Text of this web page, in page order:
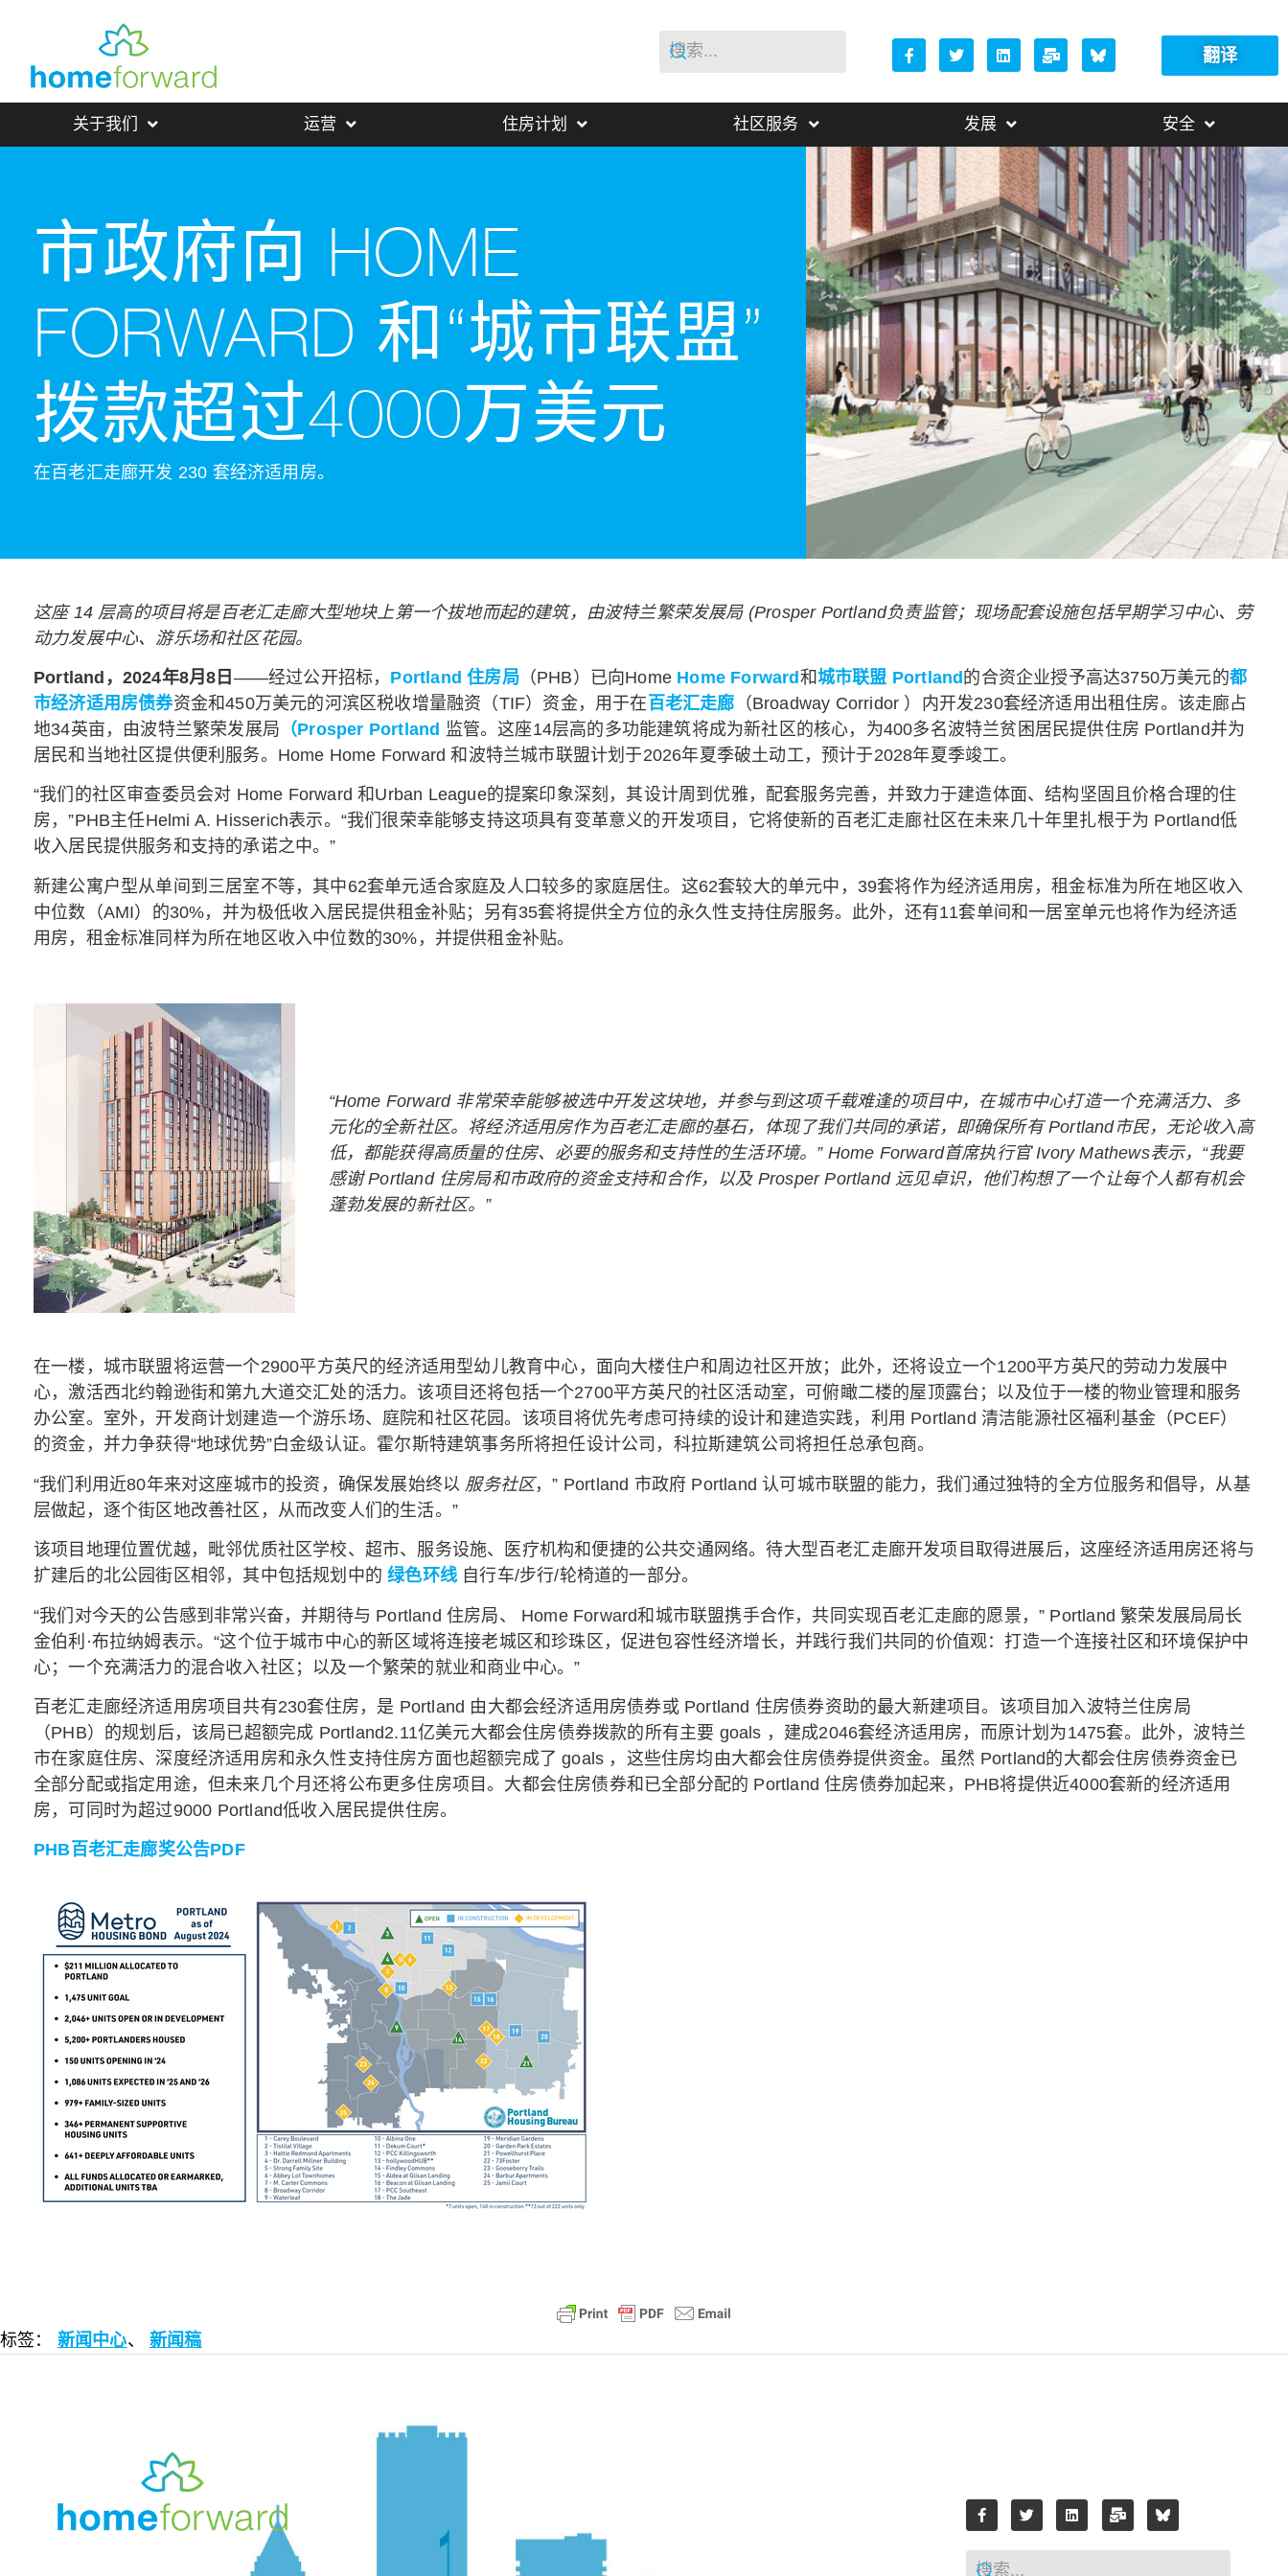
翻译
关于我们 运营 住房计划 社区服务 发展 安全
市政府向 HOME
FORWARD 和“城市联盟”
拨款超过4000万美元
在百老汇走廊开发 230 套经济适用房。
这座 14 层高的项目将是百老汇走廊大型地块上第一个拔地而起的建筑，由波特兰繁荣发展局 (Prosper Portland负责监管；现场配套设施包括早期学习中心、劳
动力发展中心、游乐场和社区花园。
Portland，2024年8月8日 ——经过公开招标， Portland 住房局（PHB）已向Home Home Forward和城市联盟 Portland的合资企业授予高达3750万美元的都
市经济适用房债券资金和450万美元的河滨区税收增量融资（TIF）资金，用于在百老汇走廊 （Broadway Corridor ）内开发230套经济适用出租住房。该走廊占
地34英亩，由波特兰繁荣发展局 （Prosper Portland 监管。这座14层高的多功能建筑将成为新社区的核心，为400多名波特兰贫困居民提供住房 Portland并为
居民和当地社区提供便利服务。Home Home Forward 和波特兰城市联盟计划于2026年夏季破土动工，预计于2028年夏季竣工。
“我们的社区审查委员会对 Home Forward 和Urban League的提案印象深刻，其设计周到优雅，配套服务完善，并致力于建造体面、结构坚固且价格合理的住
房，”PHB主任Helmi A. Hisserich表示。“我们很荣幸能够支持这项具有变革意义的开发项目，它将使新的百老汇走廊社区在未来几十年里扎根于为 Portland低
收入居民提供服务和支持的承诺之中。”
新建公寓户型从单间到三居室不等，其中62套单元适合家庭及人口较多的家庭居住。这62套较大的单元中，39套将作为经济适用房，租金标准为所在地区收入
中位数（AMI）的30%，并为极低收入居民提供租金补贴；另有35套将提供全方位的永久性支持住房服务。此外，还有11套单间和一居室单元也将作为经济适
用房，租金标准同样为所在地区收入中位数的30%，并提供租金补贴。
“Home Forward 非常荣幸能够被选中开发这块地，并参与到这项千载难逢的项目中，在城市中心打造一个充满活力、多
元化的全新社区。将经济适用房作为百老汇走廊的基石，体现了我们共同的承诺，即确保所有 Portland市民，无论收入高
低，都能获得高质量的住房、必要的服务和支持性的生活环境。” Home Forward首席执行官 Ivory Mathews表示，“我要
感谢 Portland 住房局和市政府的资金支持和合作，以及 Prosper Portland 远见卓识，他们构想了一个让每个人都有机会
蓬勃发展的新社区。”
在一楼，城市联盟将运营一个2900平方英尺的经济适用型幼儿教育中心，面向大楼住户和周边社区开放；此外，还将设立一个1200平方英尺的劳动力发展中
心，激活西北约翰逊街和第九大道交汇处的活力。该项目还将包括一个2700平方英尺的社区活动室，可俯瞰二楼的屋顶露台；以及位于一楼的物业管理和服务
办公室。室外，开发商计划建造一个游乐场、庭院和社区花园。该项目将优先考虑可持续的设计和建造实践，利用 Portland 清洁能源社区福利基金（PCEF）
的资金，并力争获得“地球优势”白金级认证。霍尔斯特建筑事务所将担任设计公司，科拉斯建筑公司将担任总承包商。
“我们利用近80年来对这座城市的投资，确保发展始终以 服务社区，” Portland 市政府 Portland 认可城市联盟的能力，我们通过独特的全方位服务和倡导，从基
层做起，逐个街区地改善社区，从而改变人们的生活。”
该项目地理位置优越，毗邻优质社区学校、超市、服务设施、医疗机构和便捷的公共交通网络。待大型百老汇走廊开发项目取得进展后，这座经济适用房还将与
扩建后的北公园街区相邻，其中包括规划中的绿色环线 自行车/步行/轮椅道的一部分。
“我们对今天的公告感到非常兴奋，并期待与 Portland 住房局、 Home Forward和城市联盟携手合作，共同实现百老汇走廊的愿景，” Portland 繁荣发展局局长
金伯利·布拉纳姆表示。“这个位于城市中心的新区域将连接老城区和珍珠区，促进包容性经济增长，并践行我们共同的价值观：打造一个连接社区和环境保护中
心；一个充满活力的混合收入社区；以及一个繁荣的就业和商业中心。”
百老汇走廊经济适用房项目共有230套住房，是 Portland 由大都会经济适用房债券或 Portland 住房债券资助的最大新建项目。该项目加入波特兰住房局
（PHB）的规划后，该局已超额完成 Portland2.11亿美元大都会住房债券拨款的所有主要 goals ，建成2046套经济适用房，而原计划为1475套。此外，波特兰
市在家庭住房、深度经济适用房和永久性支持住房方面也超额完成了 goals ，这些住房均由大都会住房债券提供资金。虽然 Portland的大都会住房债券资金已
全部分配或指定用途，但未来几个月还将公布更多住房项目。大都会住房债券和已全部分配的 Portland 住房债券加起来，PHB将提供近4000套新的经济适用
房，可同时为超过9000 Portland低收入居民提供住房。
PHB百老汇走廊奖公告PDF
标签： 新闻中心、新闻稿